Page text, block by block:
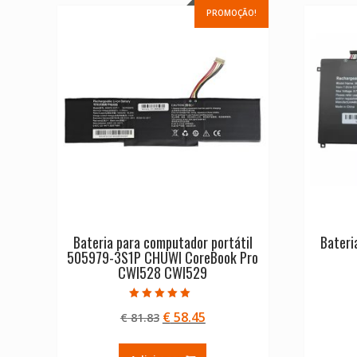
PROMOÇÃO!
Bateria para computador portátil
505979-3S1P CHUWI CoreBook Pro
CWI528 CWI529
5.00
de 5
€81.83 O
original
€58.45O